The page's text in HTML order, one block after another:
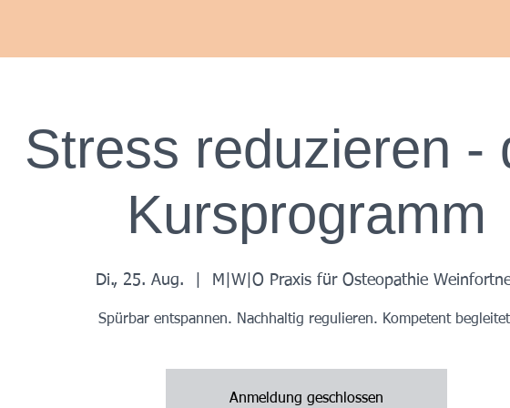
Stress reduzieren -
Kursprogramm
Di., 25. Aug. M|W|O Praxis für Osteopathie
Spürbar entspannen. Nachhaltig regulieren. Kompetent
Anmeldung geschlossen